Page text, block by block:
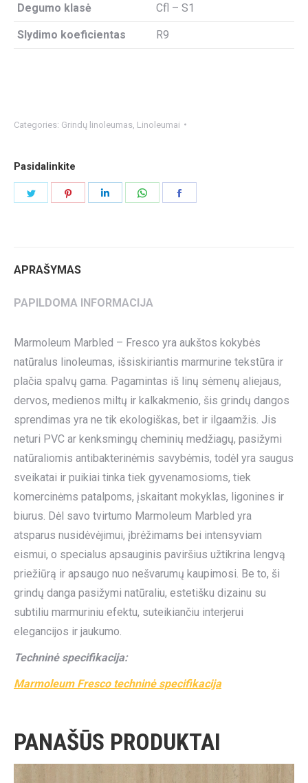
Degumo klasė Cfl – S1
Slydimo koeficientas R9
Categories: Grindų linoleumas Linoleumai
Pasidalinkite
APRAŠYMAS
PAPILDOMA INFORMACIJA
Marmoleum Marbled – Fresco yra aukštos kokybės
natūralus linoleumas, išsiskiriantis marmurine tekstūra ir
plačia spalvų gama. Pagamintas iš linų sėmenų aliejaus,
dervos, medienos miltų ir kalkakmenio, šis grindų dangos
sprendimas yra ne tik ekologiškas, bet ir ilgaamžis. Jis
neturi PVC ar kenksmingų cheminių medžiagų, pasižymi
natūraliomis antibakterinėmis savybėmis, todėl yra saugus
sveikatai ir puikiai tinka tiek gyvenamosioms, tiek
komercinėms patalpoms, įskaitant mokyklas, ligonines ir
biurus. Dėl savo tvirtumo Marmoleum Marbled yra
atsparus nusidėvėjimui, įbrėžimams bei intensyviam
eismui, o specialus apsauginis paviršius užtikrina lengvą
priežiūrą ir apsaugo nuo nešvarumų kaupimosi. Be to, ši
grindų danga pasižymi natūraliu, estetišku dizainu su
subtiliu marmuriniu efektu, suteikiančiu interjerui
elegancijos ir jaukumo.
Techninė specifikacija:
Marmoleum Fresco techninė specifikacija
PANAŠŪS PRODUKTAI